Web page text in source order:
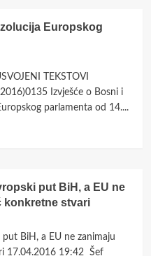
Europskog
TEKSTOVI
Izvješće o Bosni i
parlamenta od 14....
put BiH, a EU ne
konkretne stvari
BiH, a EU ne zanimaju
17.04.2016 19:42 Šef